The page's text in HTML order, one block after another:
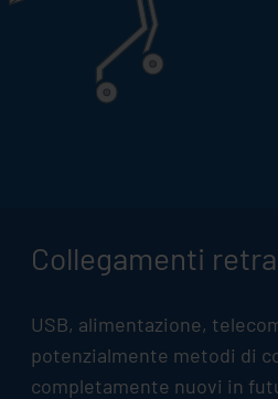
Collegamenti
USB, alimentazione,
potenzialmente metodi di
completamente nuovi in